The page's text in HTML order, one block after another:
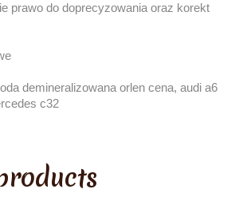
prawo do doprecyzowania oraz korekt
demineralizowana orlen cena, audi a6
c32